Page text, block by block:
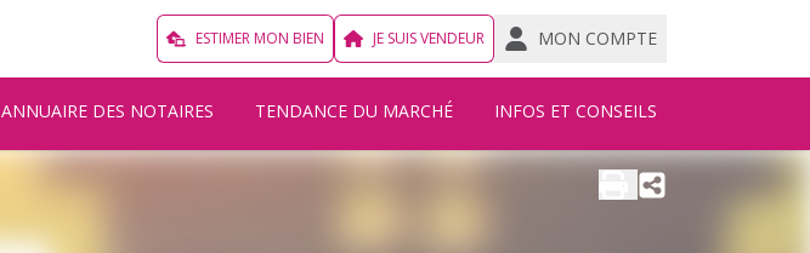
ESTIMER MON BIEN JE SUIS VENDEUR MON COMPTE
ANNUAIRE DES NOTAIRES TENDANCE DU MARCHÉ INFOS ET CONSEILS